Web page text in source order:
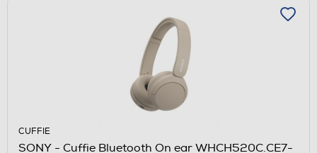
CUFFIE
SONY - Cuffie Bluetooth On ear WHCH520C.CE7-